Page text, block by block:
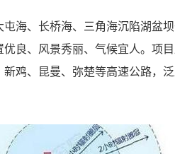
屯海、长桥海、三角海沉陷湖盆
良、风景秀丽、气候宜人。项
鸡、昆曼、弥楚等高速公路，